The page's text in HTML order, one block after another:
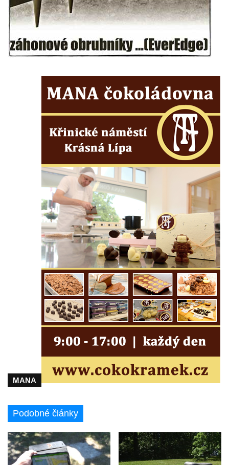
Mirošovicích
Socha býka před areálem firmy 2JCP v
Račicích
Povodňový sloup II. v Dobříni
Pamětní kámen vodního díla Josefův Důl
Oparnu
Socha svaté Anny u domu čp. 3 v Oparnu
Lavička Václava Havla v Pardubicích
Lavička Václava Havla v Novém Boru
Lavička Václava Havla v Krásné Lípě
Upoutávka JduHřebenovkou u parkoviště
na Mezní Louce
Kamenný obelisk na vyhlídce u Pravčické
brány
Sousoší svatého Václava, svatého Floriána
a svatého Jana Nepomuckého východně
od Mezné
Socha vodníka na trase naučné stezky v
Srbské Kamenici
Podstavec v zámecké zahradě v Duchcově
Sousoší dětí u obecního úřadu v Janově
Socha Andromedé u pavilonu Reinerovy
fresky v Duchcově
Socha Amfitrité u pavilonu Reinerovy fresky
Socha Flóry u pavilonu Reinerovy fresky v
Socha Afrodité u pavilonu Reinerovy fresky
v Duchcově
MANA
Podobné články